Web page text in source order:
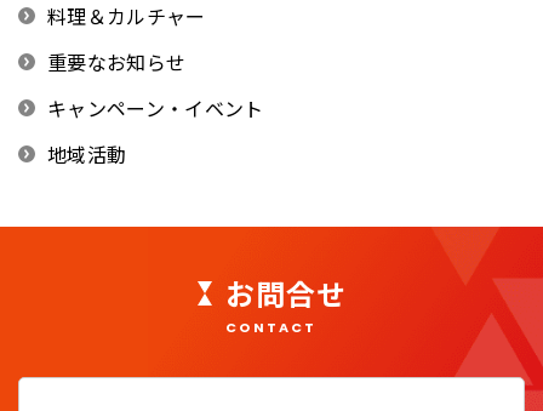
料理＆カルチャー
重要なお知らせ
キャンペーン・イベント
地域活動
お問合せ
CONTACT